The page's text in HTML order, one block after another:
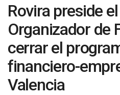
Rovira preside
Organizador de
cerrar el
financiero-
Valencia